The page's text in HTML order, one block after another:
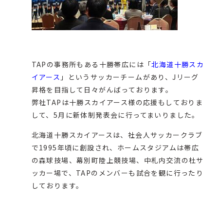
TAPの事務所もある十勝帯広には「北海道十勝スカ
イアース 」というサッカーチームがあり、Jリーグ
昇格を目指して日々がんばっております。
弊社TAPは十勝スカイアース様の応援もしておりま
して、5月に新体制発表会に行ってまいりました。
北海道十勝スカイアースは、社会人サッカークラブ
で1995年頃に創設され、ホームスタジアムは帯広
の森球技場、幕別町陸上競技場、中札内交流の杜サ
ッカー場で、TAPのメンバーも試合を観に行ったり
しております。